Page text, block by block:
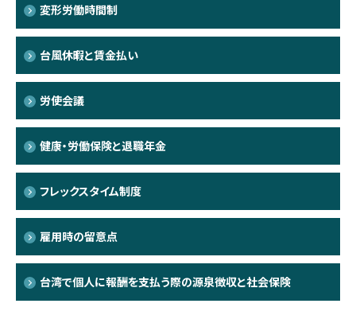
変形労働時間制
台風休暇と賃金払い
労使会議
健康・労働保険と退職年金
フレックスタイム制度
雇用時の留意点
台湾で個人に報酬を支払う際の源泉徴収と社会保険